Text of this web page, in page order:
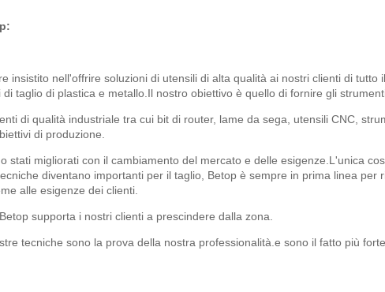
insistito nell'offrire soluzioni di utensili di alta qualità ai nostri clienti di
taglio di plastica e metallo.Il nostro obiettivo è quello di fornire gli
di qualità industriale tra cui bit di router, lame da sega, utensili CNC,
di produzione.
stati migliorati con il cambiamento del mercato e delle esigenze.L'unica
diventano importanti per il taglio, Betop è sempre in prima linea
alle esigenze dei clienti.
supporta i nostri clienti a prescindere dalla zona.
tecniche sono la prova della nostra professionalità.e sono il fatto più